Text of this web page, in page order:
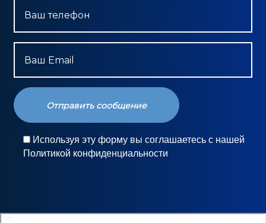
Ваш телефон
Ваш Email
Используя эту форму вы соглашаетесь с нашей
Политикой конфиденциальности